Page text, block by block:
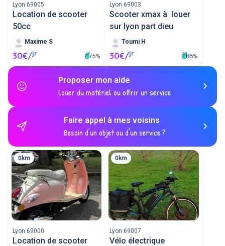
Lyon 69005
Location de scooter
50cc
Maxime S
30€/jr 75%
Lyon 69003
Scooter xmax à louer
sur lyon part dieu
Toumi H
30€/jr 86%
Proposer mon aide
Louer du matériel ou offrir un service
Faire appel à mes voisins
Besoin d'un objet ou d'un service ?
0km
Lyon 69000
Location de scooter
0km
Lyon 69007
Vélo électrique